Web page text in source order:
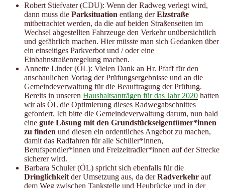
Robert Stiefvater (CDU): Wenn der Radweg verlegt wird,
dann muss die Parksituation entlang derElzstraße
mitbetrachtet werden, da die auf beiden Straßenseiten im
Wechsel abgestellten Fahrzeuge den Verkehr unübersichtlich
und gefährlich machen. Hier müsste man sich Gedanken über
ein einseitiges Parkverbot und / oder eine
Einbahnstraßenregelung machen.
Annette Linder (ÖL): Vielen Dank an Hr. Pfaff für den
anschaulichen Vortag der Prüfungsergebnisse und an die
Gemeindeverwaltung für die Beauftragung der Prüfung.
Bereits in unseren Haushaltsanträgen für das Jahr 2020 hatten
wir als ÖL die Optimierung dieses Radwegabschnittes
gefordert. Ich bitte die Gemeindeverwaltung darum, nun bald
eine gute Lösung mit den Grundstückseigentümer*innen
zu finden und diesen ein ordentliches Angebot zu machen,
damit das Radfahren für alle Schüler*innen,
Berufspendler*innen und Freizeitradler*innen auf der Strecke
sicherer wird.
Barbara Schuler (ÖL) spricht sich ebenfalls für die
Dringlichkeit der Umsetzung aus, da derRadverkehr auf
dem Weg zwischen Tankstelle und Heubrücke und in der